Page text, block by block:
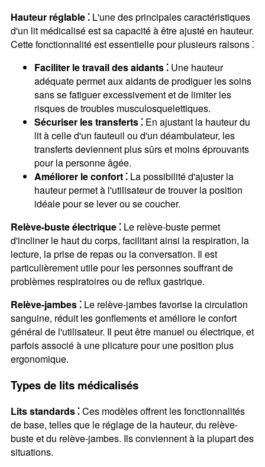
Hauteur réglable ⁚L'une des principales caractéristiques
d'un lit médicalisé est sa capacité à être ajusté en hauteur.
Cette fonctionnalité est essentielle pour plusieurs raisons ⁚
Faciliter le travail des aidants ⁚Une hauteur
adéquate permet aux aidants de prodiguer les soins
sans se fatiguer excessivement et de limiter les
risques de troubles musculosquelettiques.
Sécuriser les transferts ⁚En ajustant la hauteur du
lit à celle d'un fauteuil ou d'un déambulateur, les
transferts deviennent plus sûrs et moins éprouvants
pour la personne âgée.
Améliorer le confort ⁚La possibilité d'ajuster la
hauteur permet à l'utilisateur de trouver la position
idéale pour se lever ou se coucher.
Relève-buste électrique ⁚Le relève-buste permet
d'incliner le haut du corps, facilitant ainsi la respiration, la
lecture, la prise de repas ou la conversation. Il est
particulièrement utile pour les personnes souffrant de
problèmes respiratoires ou de reflux gastrique.
Relève-jambes ⁚Le relève-jambes favorise la circulation
sanguine, réduit les gonflements et améliore le confort
général de l'utilisateur. Il peut être manuel ou électrique, et
parfois associé à une plicature pour une position plus
ergonomique.
Types de lits médicalisés
Lits standards ⁚Ces modèles offrent les fonctionnalités
de base, telles que le réglage de la hauteur, du relève-
buste et du relève-jambes. Ils conviennent à la plupart des
situations.